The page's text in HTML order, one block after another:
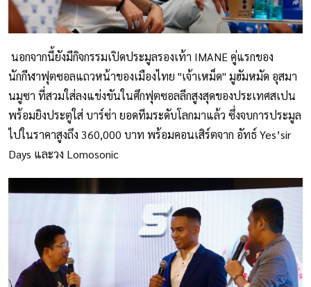
นอกจากนี้ยังมีกิจกรรมเปิดประมูลรองเท้า IMANE คู่แรกของ
นักกีฬาฟุตซอลแถวหน้าของเมืองไทย "เจ้าเหม็ด" มูฮัมหมัด อุสมา
นมูซา ที่สวมใส่ลงแข่งขันในศึกฟุตซอลลีกสูงสุดของประเทศสเปน
พร้อมยิงประตูใส่ บาร์ซ่า ยอดทีมระดับโลกมาแล้ว ซึ่งจบการประมูล
ไปในราคาสูงถึง 360,000 บาท พร้อมคอนเสิร์ตจาก อัทธ์ Yes’sir
Days และวง Lomosonic